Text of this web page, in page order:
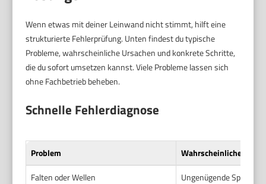
Wenn etwas mit deiner Leinwand nicht stimmt, hilft eine
strukturierte Fehlerprüfung. Unten findest du typische
Probleme, wahrscheinliche Ursachen und konkrete Schritte,
die du sofort umsetzen kannst. Viele Probleme lassen sich
ohne Fachbetrieb beheben.
Schnelle Fehlerdiagnose
Problem
Wahrscheinliche
Falten oder Wellen
Ungenügende